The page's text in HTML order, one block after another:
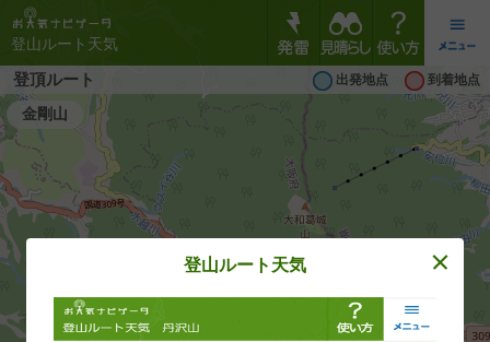
登山ルート天気
登頂ルート 出発地点 到着地点
金剛山
登山ルート天気